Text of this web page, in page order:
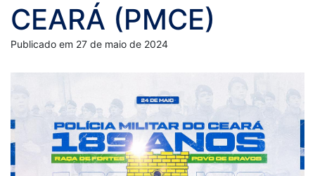
CEARÁ (PMCE)
Publicado em 27 de maio de 2024